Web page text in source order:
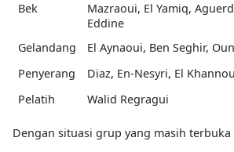
Bek
Mazraoui, El Yamiq,
Eddine
Gelandang
El Aynaoui, Ben Seghir,
Penyerang
Diaz, En-Nesyri, El
Pelatih
Walid Regragui
Dengan situasi grup yang masih